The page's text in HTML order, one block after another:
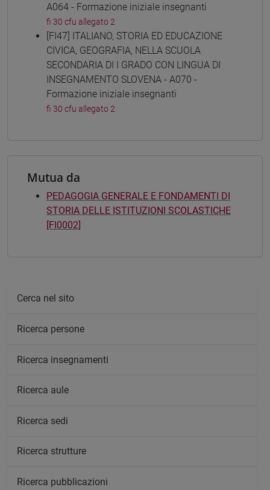
A064 - Formazione iniziale insegnanti
fi 30 cfu allegato 2
[FI47] ITALIANO, STORIA ED EDUCAZIONE
CIVICA, GEOGRAFIA, NELLA SCUOLA
SECONDARIA DI I GRADO CON LINGUA DI
INSEGNAMENTO SLOVENA - A070 -
Formazione iniziale insegnanti
fi 30 cfu allegato 2
Mutua da
PEDAGOGIA GENERALE E FONDAMENTI DI
STORIA DELLE ISTITUZIONI SCOLASTICHE
[FI0002]
Cerca nel sito
Ricerca persone
Ricerca insegnamenti
Ricerca aule
Ricerca sedi
Ricerca strutture
Ricerca pubblicazioni